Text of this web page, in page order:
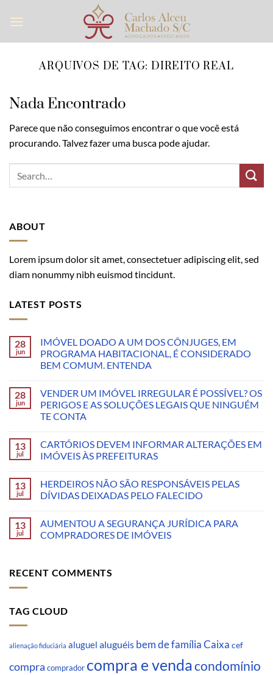
ARQUIVOS DE TAG: DIREITO REAL
Nada Encontrado
Parece que não conseguimos encontrar o que você está
procurando. Talvez fazer uma busca pode ajudar.
ABOUT
Lorem ipsum dolor sit amet, consectetuer adipiscing elit, sed
diam nonummy nibh euismod tincidunt.
LATEST POSTS
28
jun
IMÓVEL DOADO A UM DOS CÔNJUGES, EM
PROGRAMA HABITACIONAL, É CONSIDERADO
BEM COMUM. ENTENDA
28
jun
VENDER UM IMÓVEL IRREGULAR É POSSÍVEL? OS
PERIGOS E AS SOLUÇÕES LEGAIS QUE NINGUÉM
TE CONTA
13
jul
CARTÓRIOS DEVEM INFORMAR ALTERAÇÕES EM
IMÓVEIS ÀS PREFEITURAS
13
jul
HERDEIROS NÃO SÃO RESPONSÁVEIS PELAS
DÍVIDAS DEIXADAS PELO FALECIDO
13
jul
AUMENTOU A SEGURANÇA JURÍDICA PARA
COMPRADORES DE IMÓVEIS
RECENT COMMENTS
TAG CLOUD
alienação fiduciária aluguel aluguéis bem de família Caixa cef
compra comprador compra e vendacondomínio